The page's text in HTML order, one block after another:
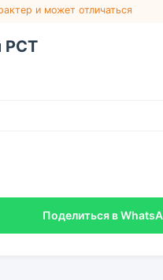
и может отличаться
РСТ
Поделиться в